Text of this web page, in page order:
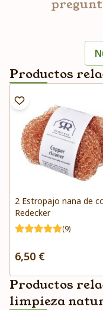
Productos
2 Estropajo nana de
Redecker
(9)
6,50 €
Productos
limpieza